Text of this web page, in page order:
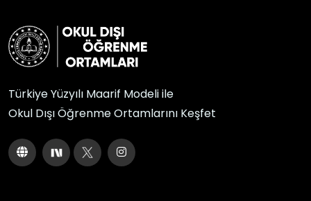
Türkiye Yüzyılı Maarif Modeli ile
Okul Dışı Öğrenme Ortamlarını Keşfet